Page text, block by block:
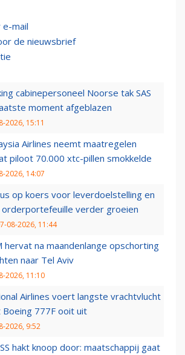
mail
de nieuwsbrief
cabinepersoneel Noorse tak SAS
moment afgeblazen
2026, 15:11
Airlines neemt maatregelen
piloot 70.000 xtc-pillen smokkelde
2026, 14:07
op koers voor leverdoelstelling en
verder groeien
08-2026, 11:44
hervat na maandenlange opschorting
naar Tel Aviv
2026, 11:10
Airlines voert langste vrachtvlucht
777F ooit uit
2026, 9:52
hakt knoop door: maatschappij gaat